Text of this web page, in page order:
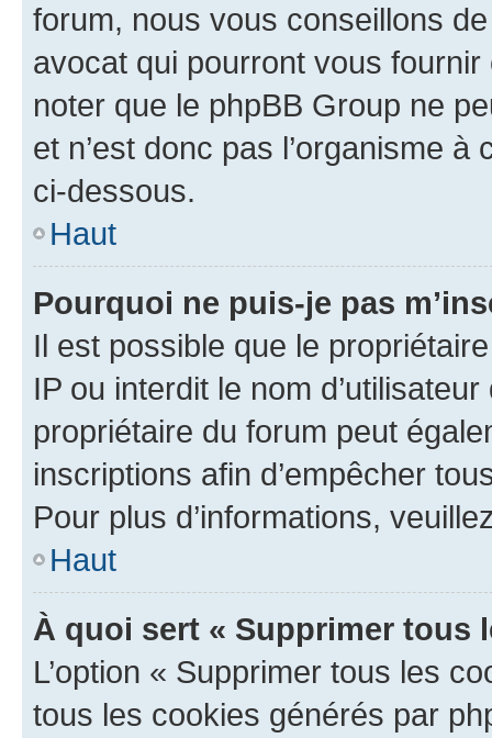
forum, nous vous conseillons
avocat qui pourront vous
noter que le phpBB Group ne
et n’est donc pas l’organisme
ci-dessous.
Haut
Pourquoi ne puis-je pas
Il est possible que le
IP ou interdit le nom
propriétaire du forum peut
inscriptions afin d’empêcher
Pour plus d’informations,
Haut
À quoi sert « Supprimer tous
L’option « Supprimer tous les
tous les cookies générés par